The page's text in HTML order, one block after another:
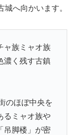
へ向かいます。
ャ族ミャオ族
濃く残す古鎮
のほぼ中央を
るミャオ族や
吊脚楼」が密